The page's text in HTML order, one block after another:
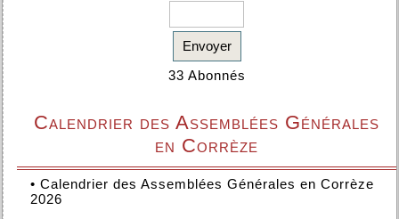
Envoyer
33 Abonnés
Calendrier des Assemblées Générales
en Corrèze
• Calendrier des Assemblées Générales en Corrèze
2026